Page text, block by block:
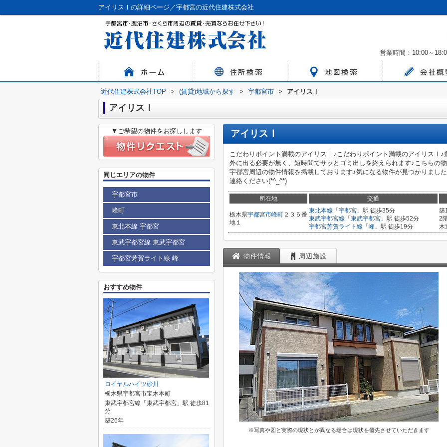
アイリスⅠの詳細ページ／宇都宮の近代住建株式会社
営業時間：10:00～
近代住建株式会社TOP > (賃貸)地域から探す > 宇都宮市 > アイリスⅠ
アイリスⅠ
アイリスⅠ
こだわりポイント満載のアイリスⅠ♪こだわりポイント満載のアイリスⅠ♪
外に出る必要が無く、短時間でサッとゴミ出しを終えられます♪こちらの
宇都宮周辺の物件情報を掲載しております♪気になる物件が見つかりまし
連絡ください(*^_^*)
所在地 交通
栃木県宇都宮市峰町 ２３５番
地１
東北本線 「 宇都宮 」駅 徒歩35分
東武宇都宮線 「 東武宇都宮 」駅 徒歩52分
宇都宮芳賀ライト線 「 峰 」駅 徒歩19分
築
2
木
物件情報 周辺施設
※写真や図と実際の現状とが異なる場合は現状を優先させていただきます
▼ご希望の物件をお探しします
同じエリアの物件
宇都宮市
峰町
東北本線 宇都宮
東武宇都宮線 東武宇都宮
宇都宮芳賀ライト線 峰
おすすめ物件
ロイヤルハイツ砂川
栃木県宇都宮市宝木本町
東武宇都宮線「東武宇都宮」駅 徒歩81
分
築26年